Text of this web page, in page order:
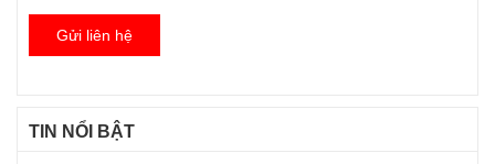
Gửi liên hệ
TIN NỔI BẬT